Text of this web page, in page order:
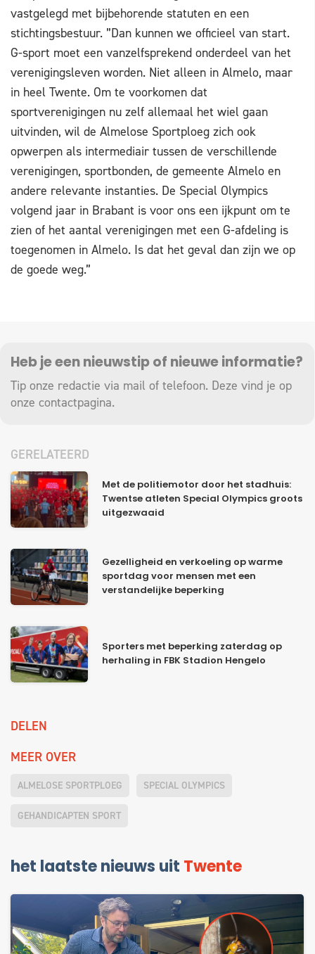
vastgelegd met bijbehorende statuten en een
stichtingsbestuur. ”Dan kunnen we officieel van start.
G-sport moet een vanzelfsprekend onderdeel van het
verenigingsleven worden. Niet alleen in Almelo, maar
in heel Twente. Om te voorkomen dat
sportverenigingen nu zelf allemaal het wiel gaan
uitvinden, wil de Almelose Sportploeg zich ook
opwerpen als intermediair tussen de verschillende
verenigingen, sportbonden, de gemeente Almelo en
andere relevante instanties. De Special Olympics
volgend jaar in Brabant is voor ons een ijkpunt om te
zien of het aantal verenigingen met een G-afdeling is
toegenomen in Almelo. Is dat het geval dan zijn we op
de goede weg.”
Heb je een nieuwstip of nieuwe informatie?
Tip onze redactie via mail of telefoon. Deze vind je op
onze contactpagina.
GERELATEERD
Met de politiemotor door het stadhuis:
Twentse atleten Special Olympics groots
uitgezwaaid
Gezelligheid en verkoeling op warme
sportdag voor mensen met een
verstandelijke beperking
Sporters met beperking zaterdag op
herhaling in FBK Stadion Hengelo
DELEN
MEER OVER
ALMELOSE SPORTPLOEG SPECIAL OLYMPICS
GEHANDICAPTEN SPORT
het laatste nieuws uit Twente